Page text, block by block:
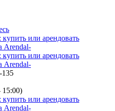
135
15:00)